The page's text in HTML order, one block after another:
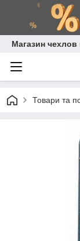
Магазин
Товари та